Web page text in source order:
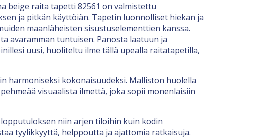
beige raita tapetti 82561 on valmistettu
ja pitkän käyttöiän. Tapetin luonnolliset hiekan ja
maanläheisten sisustuselementtien kanssa.
avaramman tuntuisen. Panosta laatuun ja
uusi, huoliteltu ilme tällä upealla raitatapetilla,
harmoniseksi kokonaisuudeksi. Malliston huolella
visuaalista ilmettä, joka sopii monenlaisiin
niin arjen tiloihin kuin kodin
tyylikkyyttä, helppoutta ja ajattomia ratkaisuja.